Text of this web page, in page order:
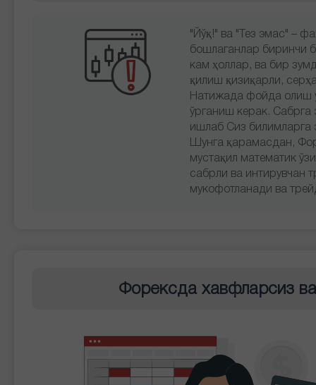
"Йўқ!" ва "Тез эмас" –
бошлаганлар биринчи
кам ҳоллар, ва бир
қилиш қизиқарли,
Натижада фойда олиш
ўрганиш керак. Сабрга
ишлаб Сиз билимларга
Шунга қарамасдан,
мустақил математик
сабрли ва интирувчан
мукофотланади ва
Форексда хавфларсиз